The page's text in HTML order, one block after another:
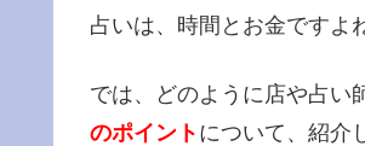
占いは、時間とお金ですよ
では、どのように店や占い
のポイント について、紹介